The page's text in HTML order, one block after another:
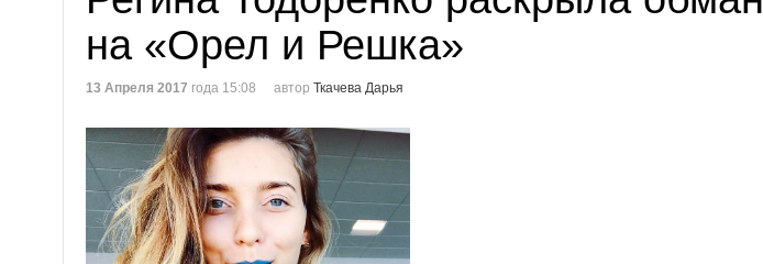
на «Орел и Решка»
13 Апреля 2017 года 15:08 автор Ткачева Дарья